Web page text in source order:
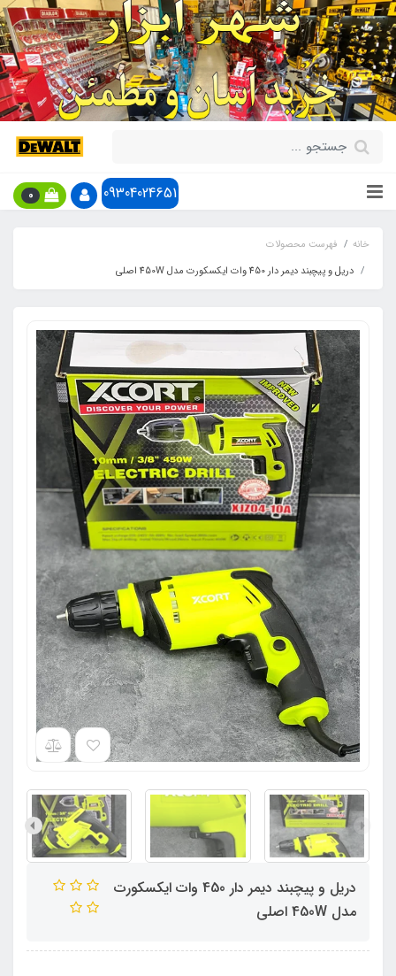
09304024651
0
خانه
فهرست محصولات
دریل و پیچبند دیمر دار 450 وات ایکسکورت مدل 450W اصلی
دریل و پیچبند دیمر دار 450 وات ایکسکورت
مدل 450W اصلی